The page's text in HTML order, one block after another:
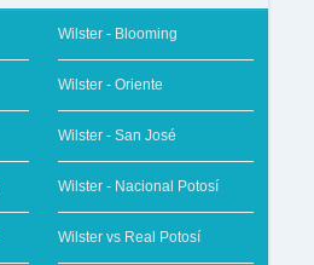
Wilster - Blooming
Wilster - Oriente
Wilster - San José
Wilster - Nacional Potosí
Wilster vs Real Potosí